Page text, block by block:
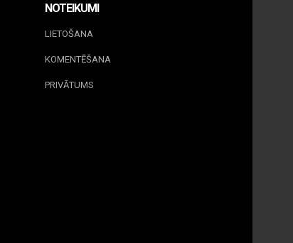
NOTEIKUMI
LIETOŠANA
KOMENTĒŠANA
PRIVĀTUMS